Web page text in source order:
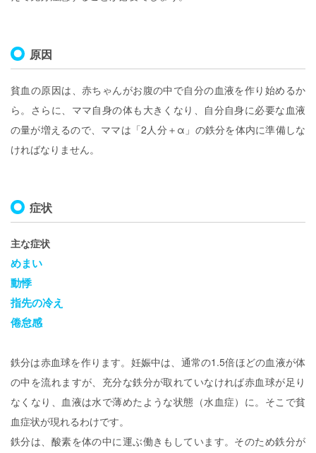
原因
貧血の原因は、赤ちゃんがお腹の中で自分の血液を作り始めるか
ら。さらに、ママ自身の体も大きくなり、自分自身に必要な血液
の量が増えるので、ママは「2人分＋α」の鉄分を体内に準備しな
ければなりません。
症状
主な症状
めまい
動悸
指先の冷え
倦怠感
鉄分は赤血球を作ります。妊娠中は、通常の1.5倍ほどの血液が体
の中を流れますが、充分な鉄分が取れていなければ赤血球が足り
なくなり、血液は水で薄めたような状態（水血症）に。そこで貧
血症状が現れるわけです。
鉄分は、酸素を体の中に運ぶ働きもしています。そのため鉄分が